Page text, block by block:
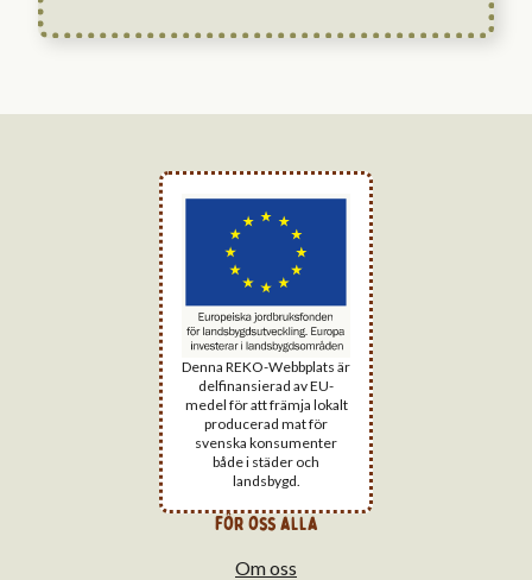
för oss alla
Om oss
Denna REKO-Webbplats är
delfinansierad av EU-
medel för att främja lokalt
producerad mat för
svenska konsumenter
både i städer och
landsbygd.